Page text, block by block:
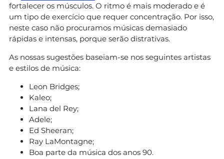
fortalecer os músculos. O ritmo é mais moderado e é
um tipo de exercício que requer concentração. Por isso,
neste caso não procuramos músicas demasiado
rápidas e intensas, porque serão distrativas.
As nossas sugestões baseiam-se nos seguintes artistas
e estilos de música:
Leon Bridges;
Kaleo;
Lana del Rey;
Adele;
Ed Sheeran;
Ray LaMontagne;
Boa parte da música dos anos 90.